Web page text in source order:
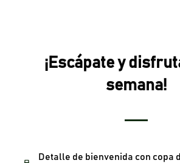
¡Escápate y
semana!
Detalle de bienvenida con copa